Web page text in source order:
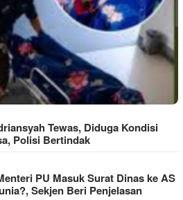
Tewas, Diduga Kondisi
Polisi Bertindak
PU Masuk Surat Dinas ke AS
Sekjen Beri Penjelasan